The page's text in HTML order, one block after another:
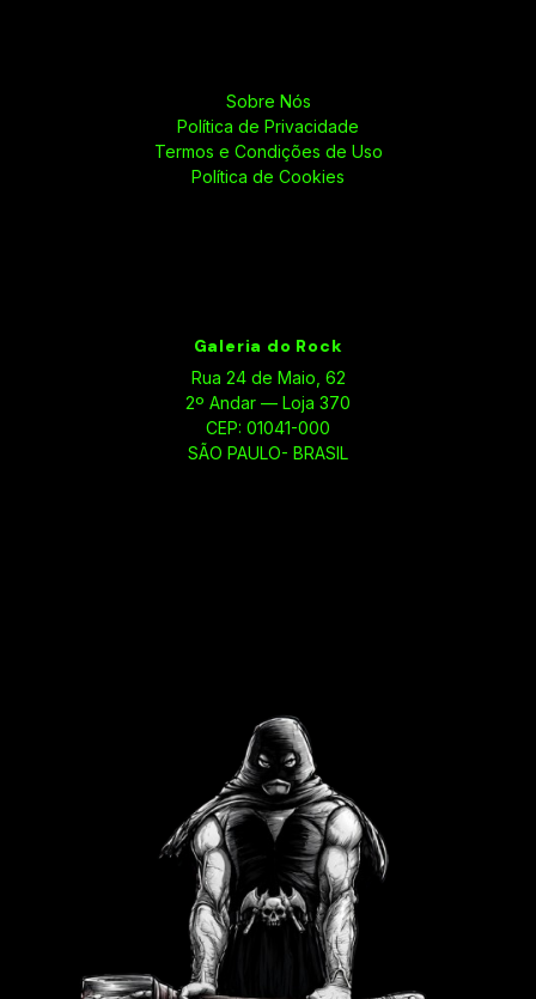
Sobre Nós
Política de Privacidade
Termos e Condições de Uso
Política de Cookies
Galeria do Rock
Rua 24 de Maio, 62
2º Andar — Loja 370
CEP: 01041-000
SÃO PAULO- BRASIL